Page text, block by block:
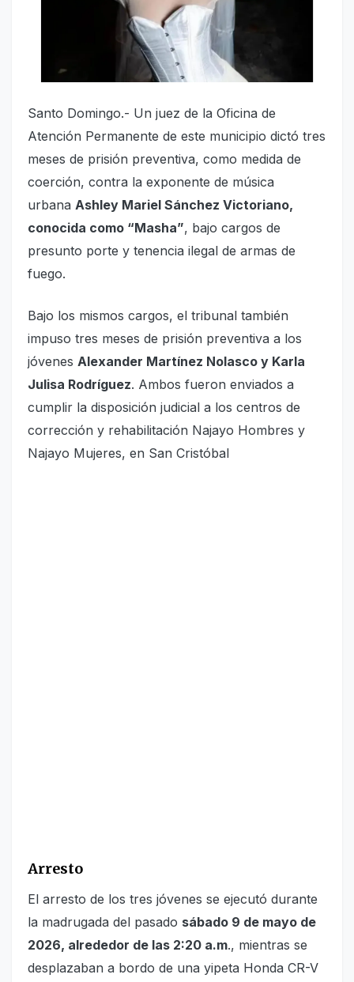
Santo Domingo.- Un juez de la Oficina de
Atención Permanente de este municipio dictó tres
meses de prisión preventiva, como medida de
coerción, contra la exponente de música
urbana Ashley Mariel Sánchez Victoriano,
conocida como “Masha”, bajo cargos de
presunto porte y tenencia ilegal de armas de
fuego.
Bajo los mismos cargos, el tribunal también
impuso tres meses de prisión preventiva a los
jóvenes Alexander Martínez Nolasco y Karla
Julisa Rodríguez. Ambos fueron enviados a
cumplir la disposición judicial a los centros de
corrección y rehabilitación Najayo Hombres y
Najayo Mujeres, en San Cristóbal
Arresto
El arresto de los tres jóvenes se ejecutó durante
la madrugada del pasado sábado 9 de mayo de
2026, alrededor de las 2:20 a.m., mientras se
desplazaban a bordo de una yipeta Honda CR-V